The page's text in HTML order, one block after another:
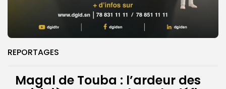
REPORTAGES
Magal de Touba : l’ardeur des